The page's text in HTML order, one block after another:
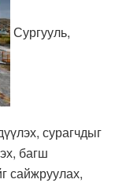
Сургууль,
сурагчдыг
багш
сайжруулах,